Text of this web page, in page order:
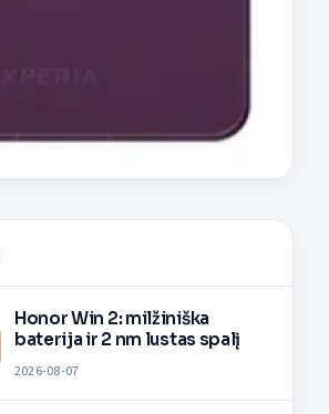
Honor Win 2: milžiniška
baterija ir 2 nm lustas spalį
2026-08-07